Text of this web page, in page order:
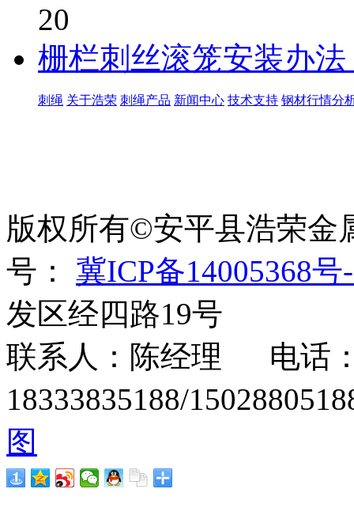
20
栅栏刺丝滚笼安装办
刺绳 关于浩荣 刺绳产品 新闻中心 技术支持 钢材行情分
版权所有©安平县浩荣
号： 冀ICP备14005368号
发区经四路19号
联系人：陈经理 电话
18333835188/
图